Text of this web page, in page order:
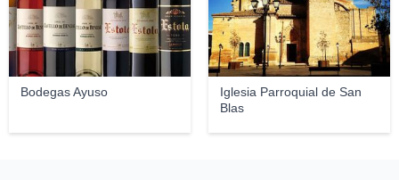
Bodegas Ayuso
Iglesia Parroquial de San
Blas